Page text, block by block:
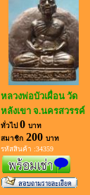
หลวงพ่อบัวเผื่อน วัด
หลังเขา จ.นครสวรรค์
ทั่วไป 0 บาท
สมาชิก200 บาท
รหัสสินค้า :34359